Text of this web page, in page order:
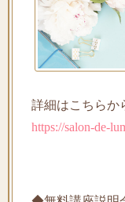
詳細はこちらか
https://salon-de-